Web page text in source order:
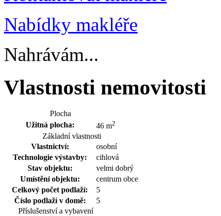
Nabídky makléře
Nahrávám...
Vlastnosti nemovitosti
Plocha
Užitná plocha:
46 m2
Základní vlastnosti
Vlastnictví:
osobní
Technologie výstavby:
cihlová
Stav objektu:
velmi dobrý
Umístění objektu:
centrum obce
Celkový počet podlaží:
5
Číslo podlaží v domě:
5
Příslušenství a vybavení